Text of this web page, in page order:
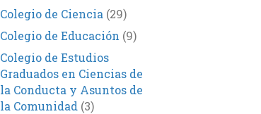
Colegio de Ciencia (29)
Colegio de Educación (9)
Colegio de Estudios
Graduados en Ciencias de
la Conducta y Asuntos de
la Comunidad (3)